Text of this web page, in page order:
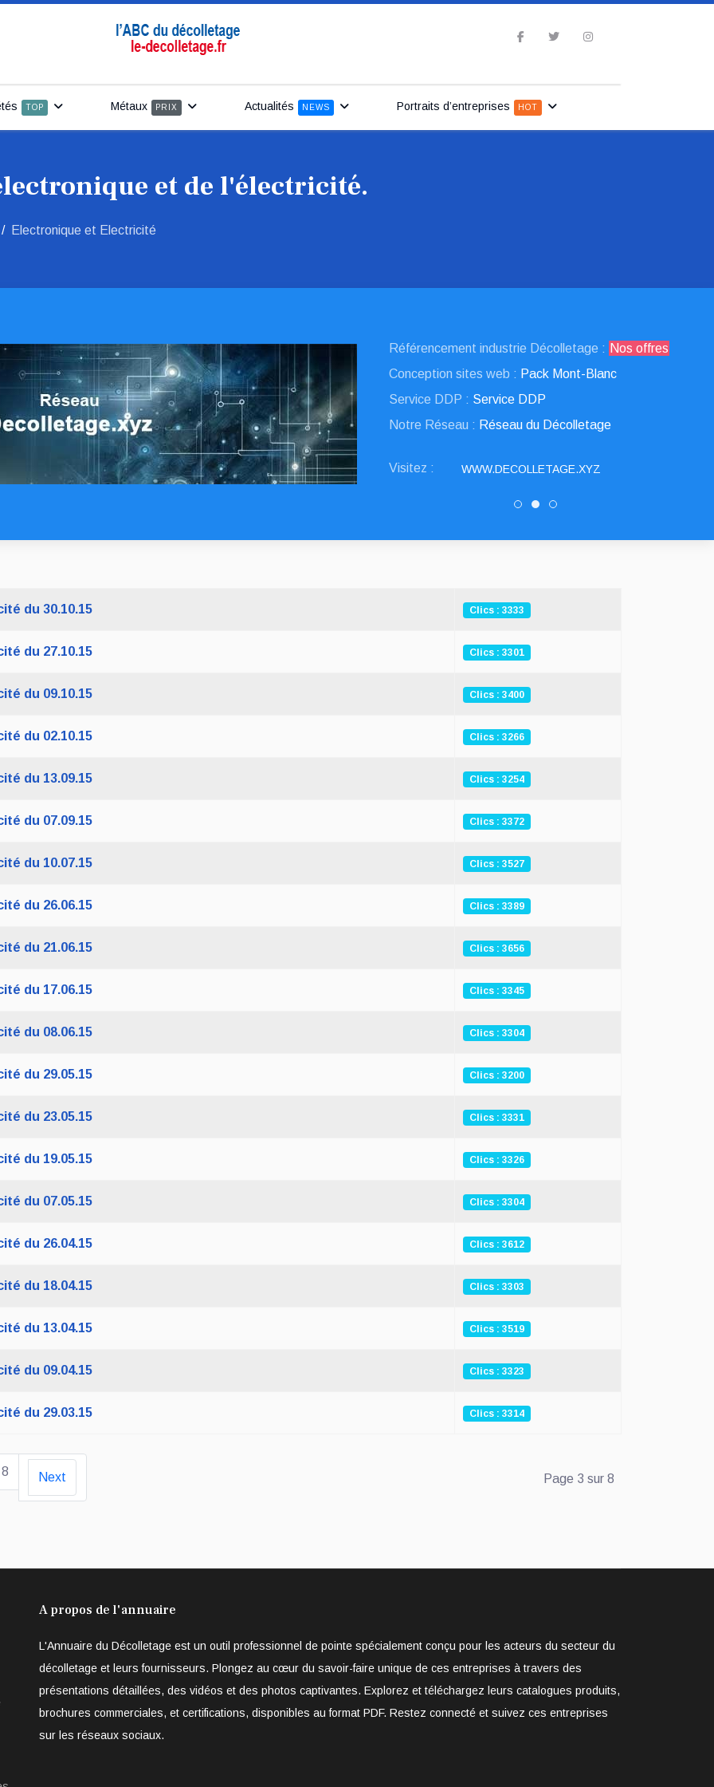
TOP Métaux PRIX Actualités NEWS Portraits d’entreprises HOT
et de l'électricité.
Electronique et Electricité
Référencement industrie Décolletage : Nos offres
Conception sites web : Pack Mont-Blanc
Service DDP : Service DDP
Notre Réseau : Réseau du Décolletage
Visitez : WWW.DECOLLETAGE.XYZ
du 30.10.15 Clics : 3333
du 27.10.15 Clics : 3301
du 09.10.15 Clics : 3400
du 02.10.15 Clics : 3266
du 13.09.15 Clics : 3254
du 07.09.15 Clics : 3372
du 10.07.15 Clics : 3527
du 26.06.15 Clics : 3389
du 21.06.15 Clics : 3656
du 17.06.15 Clics : 3345
du 08.06.15 Clics : 3304
du 29.05.15 Clics : 3200
du 23.05.15 Clics : 3331
du 19.05.15 Clics : 3326
du 07.05.15 Clics : 3304
du 26.04.15 Clics : 3612
du 18.04.15 Clics : 3303
du 13.04.15 Clics : 3519
du 09.04.15 Clics : 3323
du 29.03.15 Clics : 3314
Page 3 sur 8
8 Next
A propos de l'annuaire
L'Annuaire du Décolletage est un outil professionnel de pointe spécialement conçu pour les acteurs du secteur du
décolletage et leurs fournisseurs. Plongez au cœur du savoir-faire unique de ces entreprises à travers des
présentations détaillées, des vidéos et des photos captivantes. Explorez et téléchargez leurs catalogues produits,
brochures commerciales, et certifications, disponibles au format PDF. Restez connecté et suivez ces entreprises
sur les réseaux sociaux.